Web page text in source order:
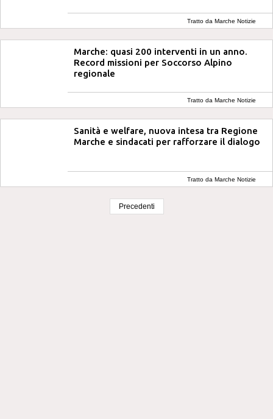
Tratto da Marche Notizie
Marche: quasi 200 interventi in un anno.
Record missioni per Soccorso Alpino
regionale
Tratto da Marche Notizie
Sanità e welfare, nuova intesa tra Regione
Marche e sindacati per rafforzare il dialogo
Tratto da Marche Notizie
Precedenti